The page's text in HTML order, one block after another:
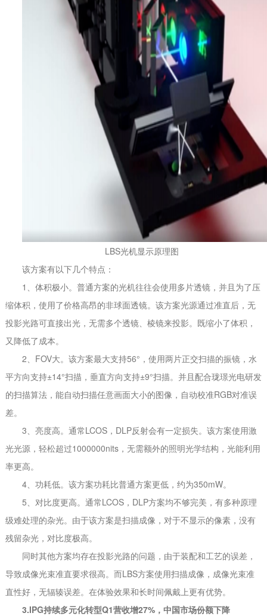
LBS光机显示原理图
该方案有以下几个特点：
1、体积极小。普通方案的光机往往会使用多片透镜，并且为了压
缩体积，使用了价格高昂的非球面透镜。该方案光源通过准直后，无
投影光路可直接出光，无需多个透镜、棱镜来投影。既缩小了体积，
又降低了成本。
2、FOV大。该方案最大支持56°，使用两片正交扫描的振镜，水
平方向支持±14°扫描，垂直方向支持±9°扫描。并且配合珑璟光电研发
的扫描算法，能自动扫描任意画面大小的图像，自动校准RGB对准误
差。
3、亮度高。通常LCOS，DLP反射会有一定损失。该方案使用激
光光源，轻松超过1000000nits，无需额外的照明光学结构，光能利用
率更高。
4、功耗低。该方案功耗比普通方案更低，约为350mW。
5、对比度更高。通常LCOS，DLP方案均不够完美，有多种原理
级难处理的杂光。由于该方案是扫描成像，对于不显示的像素，没有
残留杂光，对比度极高。
同时其他方案均存在投影光路的问题，由于装配和工艺的误差，
导致成像光束准直要求很高。而LBS方案使用扫描成像，成像光束准
直性好，无辐辏误差。在体验效果和长时间佩戴上更有优势。
3.IPG持续多元化转型Q1营收增27%，中国市场份额下降